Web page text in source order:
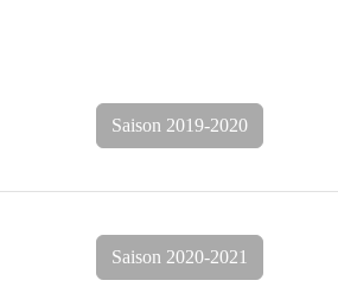
Saison 2019-2020
Saison 2020-2021